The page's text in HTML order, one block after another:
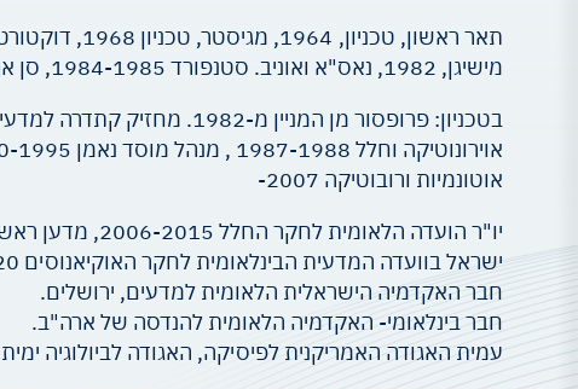
מישיגן, 1982, נאס"א ואוניב. סטנפורד 1984-1985, סן אנטוניו , טקסס, 1989-1990 אוניב. ניו סאות וולס, אוסטרליה, 2005-2006.
אוטונמיות ורובוטיקה 2007-
ישראל בוועדה המדעית הבינלאומית לחקר האוקיאנוסים 2020 –
חבר האקדמיה הישראלית הלאומית למדעים, ירושלים.
חבר בינלאומי- האקדמיה הלאומית להנדסה של ארה"ב.
עמית האגודה האמריקנית לפיסיקה, האגודה לביולוגיה